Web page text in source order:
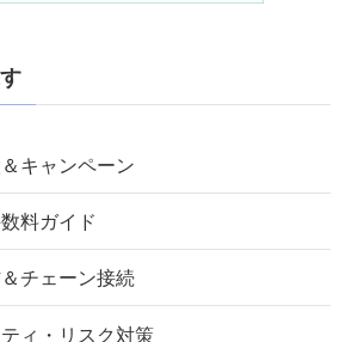
キャンペーン
料ガイド
チェーン接続
ィ・リスク対策